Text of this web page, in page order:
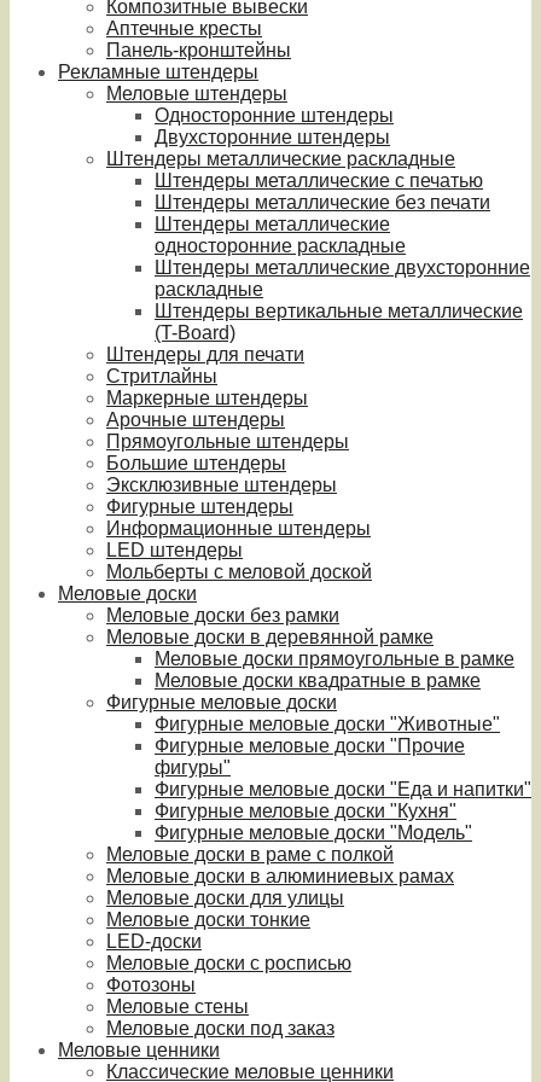
Композитные вывески
Аптечные кресты
Панель-кронштейны
Рекламные штендеры
Меловые штендеры
Односторонние штендеры
Двухсторонние штендеры
Штендеры металлические раскладные
Штендеры металлические с печатью
Штендеры металлические без печати
Штендеры металлические
односторонние раскладные
Штендеры металлические двухсторонние
раскладные
Штендеры вертикальные металлические
(T-Board)
Штендеры для печати
Стритлайны
Маркерные штендеры
Арочные штендеры
Прямоугольные штендеры
Большие штендеры
Эксклюзивные штендеры
Фигурные штендеры
Информационные штендеры
LED штендеры
Мольберты с меловой доской
Меловые доски
Меловые доски без рамки
Меловые доски в деревянной рамке
Меловые доски прямоугольные в рамке
Меловые доски квадратные в рамке
Фигурные меловые доски
Фигурные меловые доски "Животные"
Фигурные меловые доски "Прочие
фигуры"
Фигурные меловые доски "Еда и напитки"
Фигурные меловые доски "Кухня"
Фигурные меловые доски "Модель"
Меловые доски в раме с полкой
Меловые доски в алюминиевых рамах
Меловые доски для улицы
Меловые доски тонкие
LED-доски
Меловые доски с росписью
Фотозоны
Меловые стены
Меловые доски под заказ
Меловые ценники
Классические меловые ценники